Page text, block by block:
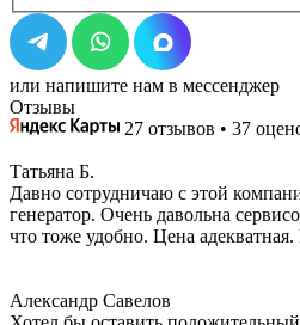
или напишите нам в мессенджер
Отзывы
27 отзывов • 37
Татьяна Б.
Давно сотрудничаю с этой
генератор. Очень давольна
что тоже удобно. Цена
Александр Савелов